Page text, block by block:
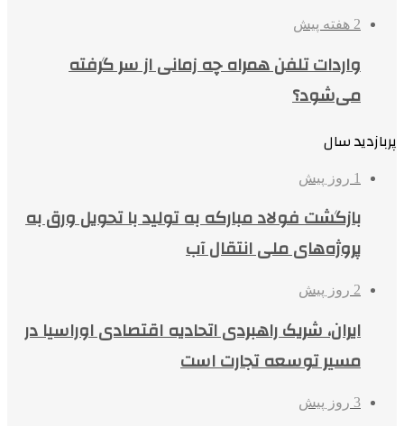
2 هفته پیش
واردات تلفن همراه چه زمانی از سر گرفته
می‌شود؟
پربازدید سال
1 روز پیش
بازگشت فولاد مبارکه به تولید با تحویل ورق به
پروژه‌های ملی انتقال آب
2 روز پیش
ایران، شریک راهبردی اتحادیه اقتصادی اوراسیا در
مسیر توسعه تجارت است
3 روز پیش